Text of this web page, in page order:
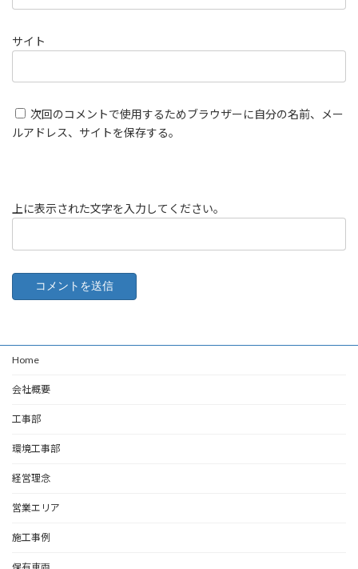
サイト
次回のコメントで使用するためブラウザーに自分の名前、メー
ルアドレス、サイトを保存する。
上に表示された文字を入力してください。
Home
会社概要
工事部
環境工事部
経営理念
営業エリア
施工事例